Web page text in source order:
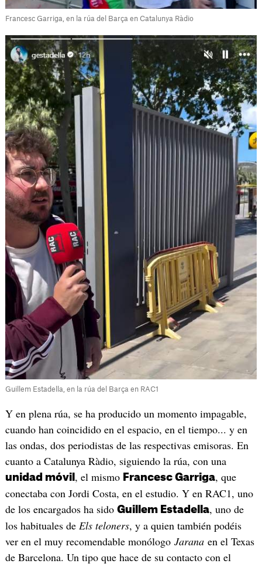
Francesc Garriga, en la rúa del Barça en Catalunya Ràdio
Guillem Estadella, en la rúa del Barça en RAC1
Y en plena rúa, se ha producido un momento impagable,
cuando han coincidido en el espacio, en el tiempo... y en
las ondas, dos periodistas de las respectivas emisoras. En
cuanto a Catalunya Ràdio, siguiendo la rúa, con una
unidad móvil , el mismo Francesc Garriga, que
conectaba con Jordi Costa, en el estudio. Y en RAC1, uno
de los encargados ha sido Guillem Estadella, uno de
los habituales de Els teloners, y a quien también podéis
ver en el muy recomendable monólogo Jaranaen el Texas
de Barcelona. Un tipo que hace de su contacto con el